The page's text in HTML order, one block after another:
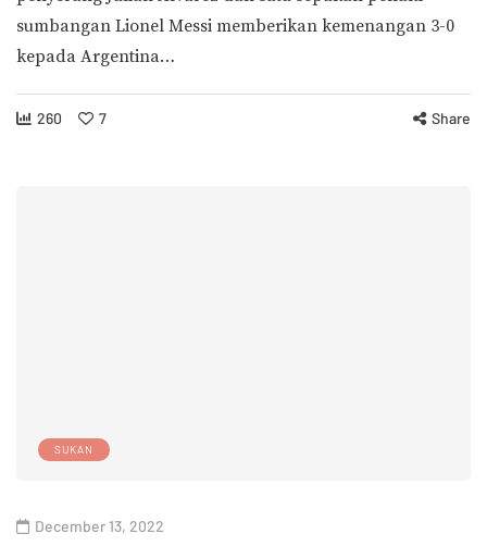
sumbangan Lionel Messi memberikan kemenangan 3-0
kepada Argentina…
260 7 Share
SUKAN
December 13, 2022